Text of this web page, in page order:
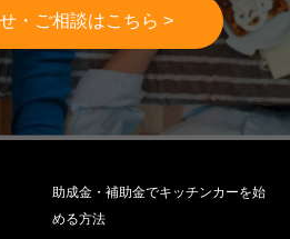
・ご相談はこちら >
助成金・補助金でキッチンカーを始
める方法